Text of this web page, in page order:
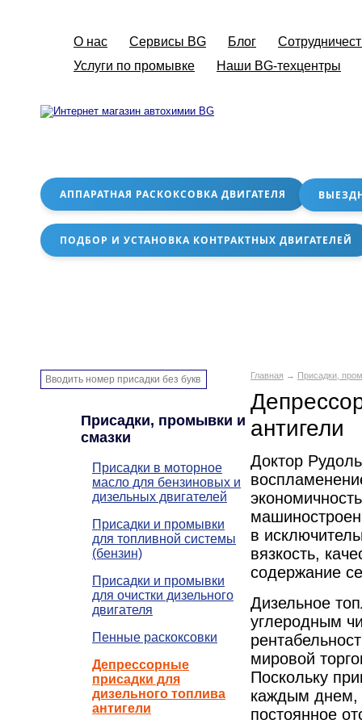
О нас Сервисы BG Блог
Услуги по промывке
Наши BG-техцентры
АППАРАТНАЯ РАСКОКСОВКА ДВИГАТЕЛЯ
ПОДБОР И УСТАНОВКА КОНТРАКТНЫХ ДВИГАТЕЛЕЙ
Главная → Присадки,
антигели
Доктор
в
вязкость,
содержание
Дизельное
углеродным
мировой
Поскольку
каждым днем,
постоянное
Присадки, промывки и
смазки
Присадки в моторное
масло для бензиновых и
дизельных двигателей
Присадки и промывки
для топливной системы
(бензин)
Присадки и промывки
для очистки дизельного
двигателя
Пенные раскоксовки
Депрессорные
присадки для
дизельного топлива
антигели